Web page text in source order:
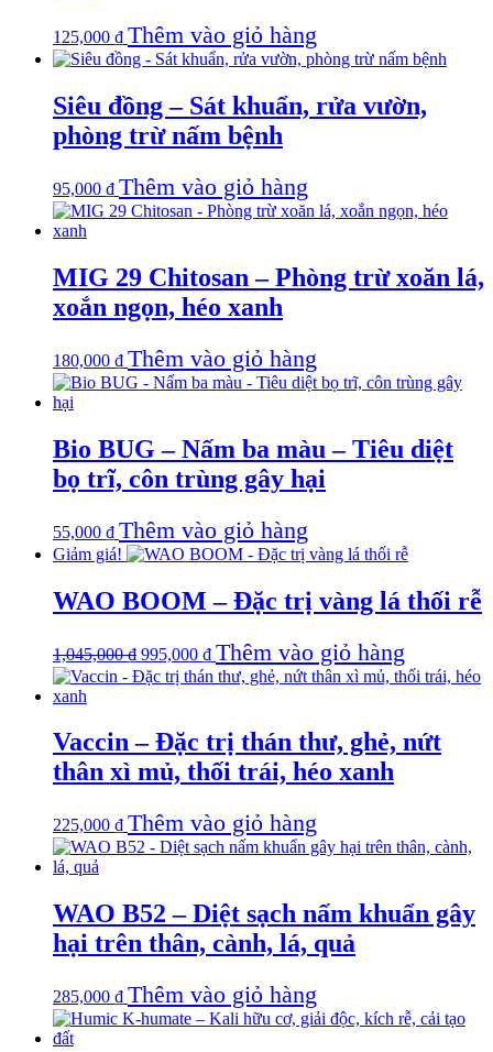
125,000 ₫ Thêm vào giỏ hàng
Siêu đồng – Sát khuẩn, rửa vườn,
phòng trừ nấm bệnh
95,000 ₫ Thêm vào giỏ hàng
MIG 29 Chitosan – Phòng trừ xoăn lá,
xoắn ngọn, héo xanh
180,000 ₫ Thêm vào giỏ hàng
Bio BUG – Nấm ba màu – Tiêu diệt
bọ trĩ, côn trùng gây hại
55,000 ₫ Thêm vào giỏ hàng
Giảm giá!
WAO BOOM – Đặc trị vàng lá thối rễ
1,045,000₫ Giá
gốc
là:
995,000 ₫Giá
hiện
tại
Thêm vào giỏ hàng
Vaccin – Đặc trị thán thư, ghẻ, nứt
thân xì mủ, thối trái, héo xanh
225,000 ₫ Thêm vào giỏ hàng
WAO B52 – Diệt sạch nấm khuẩn gây
hại trên thân, cành, lá, quả
285,000 ₫ Thêm vào giỏ hàng